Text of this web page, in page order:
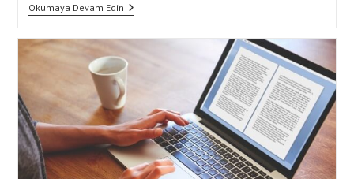
Okumaya Devam EdinÖzet
Yaptırma
Özeti
Yazarken
Etkili
Anlatım
Teknikleri